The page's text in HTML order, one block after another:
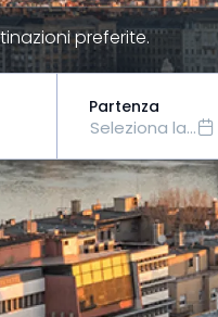
preferite.
Partenza